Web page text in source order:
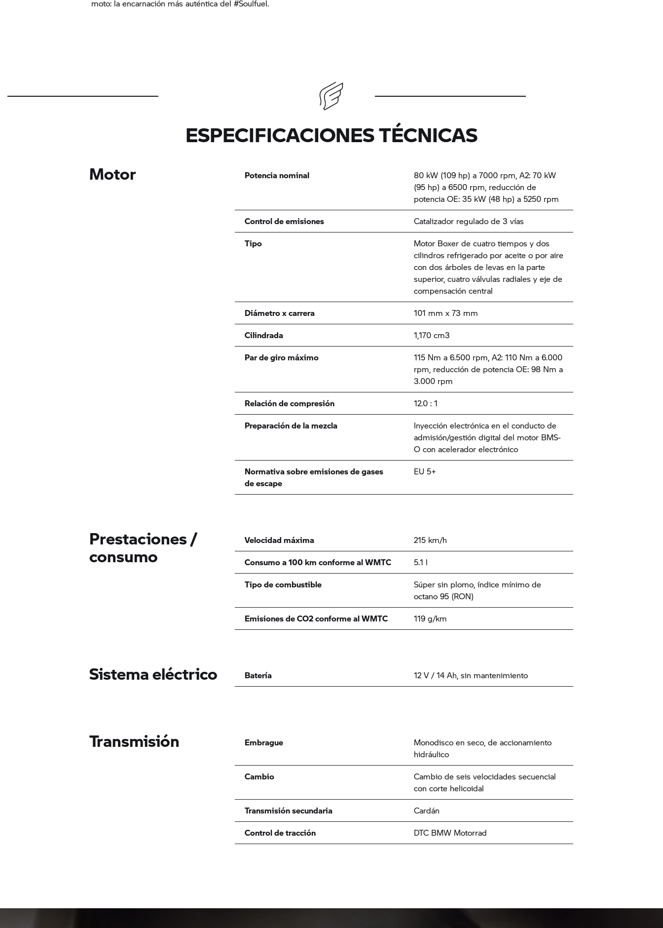
moto: la encarnación más auténtica del #Soulfuel.
ESPECIFICACIONES TÉCNICAS
Motor Potencia nominal
80 kW (109 hp) a 7000 rpm, A2: 70 kW
(95 hp) a 6500 rpm, reducción de
potencia OE: 35 kW (48 hp) a 5250 rpm
Control de emisiones
Catalizador regulado de 3 vías
Tipo
Motor Boxer de cuatro tiempos y dos
cilindros refrigerado por aceite o por aire
con dos árboles de levas en la parte
superior, cuatro válvulas radiales y eje de
compensación central
Diámetro x carrera
101 mm x 73 mm
Cilindrada
1,170 cm3
Par de giro máximo
115 Nm a 6.500 rpm, A2: 110 Nm a 6.000
rpm, reducción de potencia OE: 98 Nm a
3.000 rpm
Relación de compresión
12.0 : 1
Preparación de la mezcla
Inyección electrónica en el conducto de
admisión/gestión digital del motor BMS-
O con acelerador electrónico
Normativa sobre emisiones de gases
de escape
EU 5+
Prestaciones /
consumo
Velocidad máxima
215 km/h
Consumo a 100 km conforme al WMTC
5.1 l
Tipo de combustible
Súper sin plomo, índice mínimo de
octano 95 (RON)
Emisiones de CO2 conforme al WMTC
119 g/km
Sistema eléctrico Batería 12 V / 14 Ah, sin mantenimiento
Transmisión Embrague
Monodisco en seco, de accionamiento
hidráulico
Cambio
Cambio de seis velocidades secuencial
con corte helicoidal
Transmisión secundaria
Cardán
Control de tracción
DTC BMW Motorrad